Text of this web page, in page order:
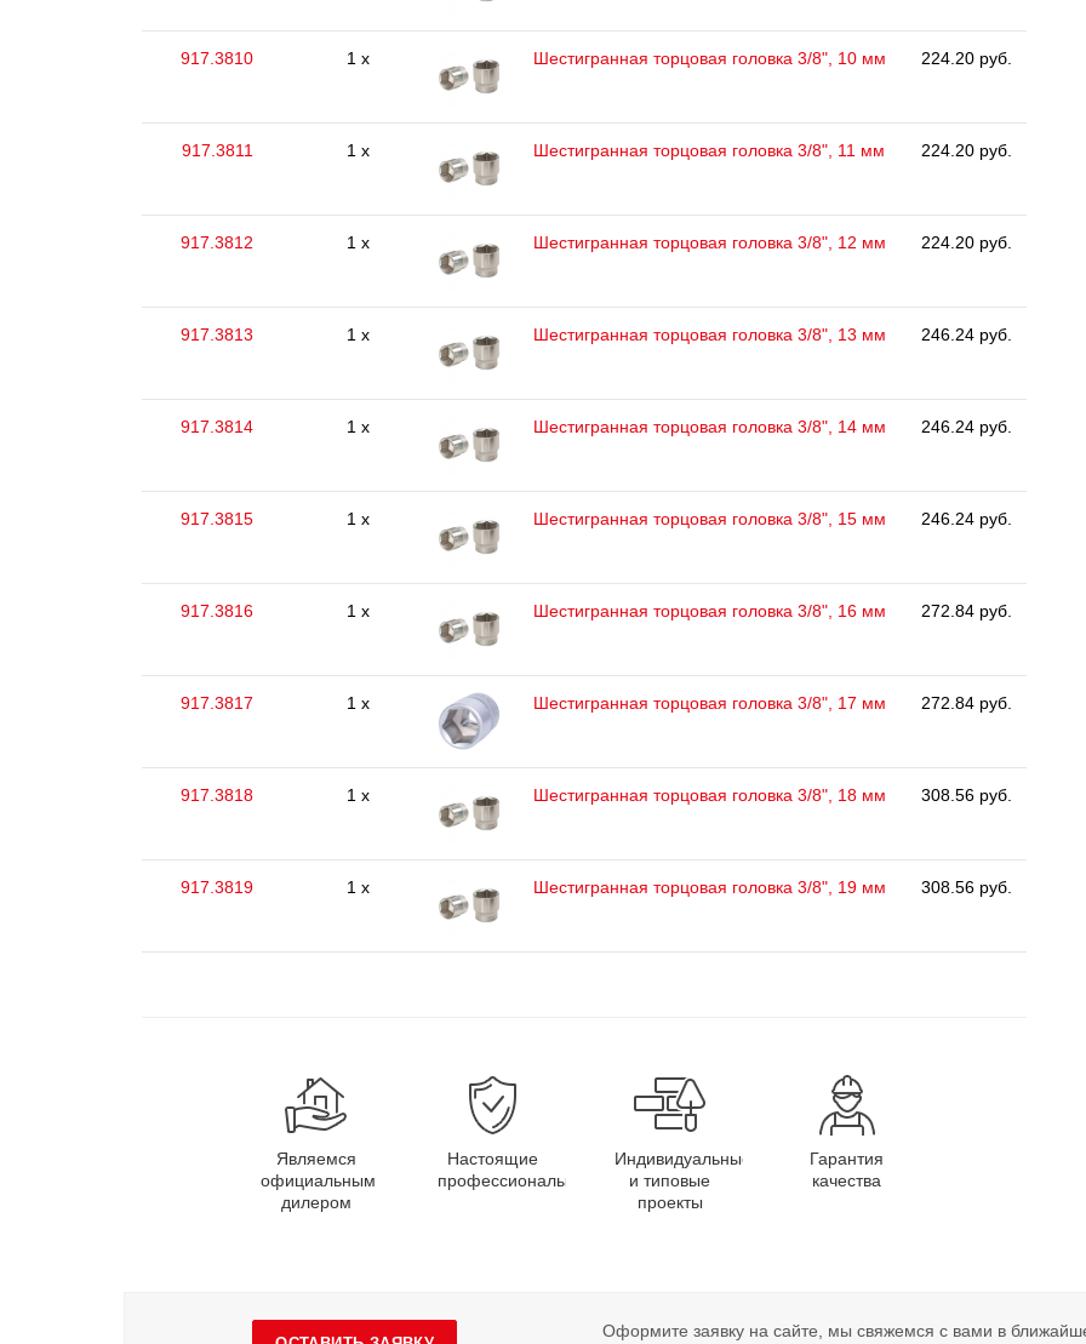
917.3810 1 x Шестигранная торцовая головка 3/8", 10 мм 224.20 руб.
917.3811 1 x Шестигранная торцовая головка 3/8", 11 мм 224.20 руб.
917.3812 1 x Шестигранная торцовая головка 3/8", 12 мм 224.20 руб.
917.3813 1 x Шестигранная торцовая головка 3/8", 13 мм 246.24 руб.
917.3814 1 x Шестигранная торцовая головка 3/8", 14 мм 246.24 руб.
917.3815 1 x Шестигранная торцовая головка 3/8", 15 мм 246.24 руб.
917.3816 1 x Шестигранная торцовая головка 3/8", 16 мм 272.84 руб.
917.3817 1 x Шестигранная торцовая головка 3/8", 17 мм 272.84 руб.
917.3818 1 x Шестигранная торцовая головка 3/8", 18 мм 308.56 руб.
917.3819 1 x Шестигранная торцовая головка 3/8", 19 мм 308.56 руб.
Являемся
официальным
дилером
Настоящие
профессионалы
Индивидуальные
и типовые
проекты
Гарантия
качества
Оформите заявку на сайте, мы свяжемся с вами в